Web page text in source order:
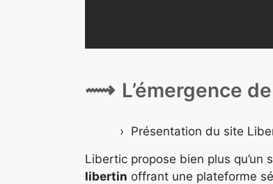
L’émergence
Présentation du site
Libertic propose bien plus qu’un
libertin offrant une plateforme